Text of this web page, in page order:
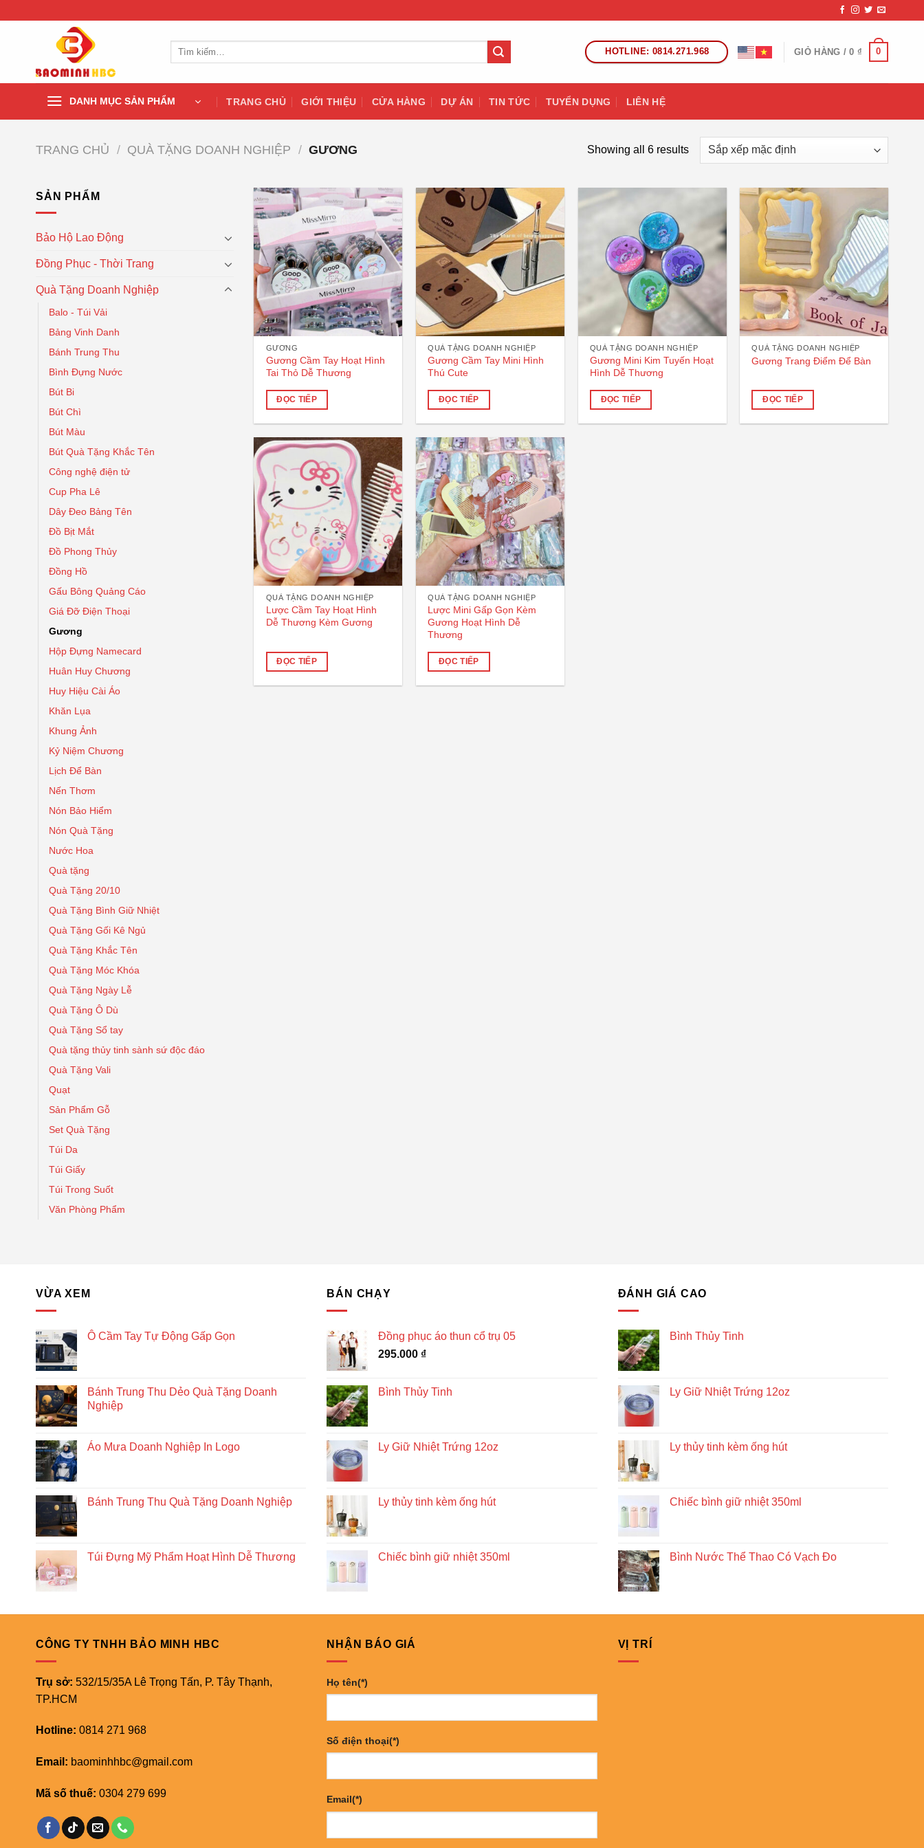
Tìm
HOTLINE: 0814.271.968 GIỎ HÀNG /0 ₫ 0
DANH MỤC SẢN PHẨM TRANG CHỦ GIỚI THIỆU CỬA HÀNG DỰ ÁN TIN TỨC TUYỂN DỤNG LIÊN HỆ
TRANG CHỦ / QUÀ TẶNG DOANH NGHIỆP / GƯƠNG Showing all 6 results
SẢN PHẨM
Bảo Hộ Lao Động
Đồng Phục - Thời Trang
Quà Tặng Doanh Nghiệp
Balo - Túi Vải
Bảng Vinh Danh
Bánh Trung Thu
Bình Đựng Nước
Bút Bi
Bút Chì
Bút Màu
Bút Quà Tặng Khắc Tên
Công nghệ điện tử
Cup Pha Lê
Dây Đeo Bảng Tên
Đồ Bịt Mắt
Đồ Phong Thủy
Đồng Hồ
Gấu Bông Quảng Cáo
Giá Đỡ Điện Thoại
Gương
Hộp Đựng Namecard
Huân Huy Chương
Huy Hiệu Cài Áo
Khăn Lụa
Khung Ảnh
Kỷ Niệm Chương
Lịch Để Bàn
Nến Thơm
Nón Bảo Hiểm
Nón Quà Tặng
Nước Hoa
Quà tặng
Quà Tặng 20/10
Quà Tặng Bình Giữ Nhiệt
Quà Tặng Gối Kê Ngủ
Quà Tặng Khắc Tên
Quà Tặng Móc Khóa
Quà Tặng Ngày Lễ
Quà Tặng Ô Dù
Quà Tặng Sổ tay
Quà tặng thủy tinh sành sứ độc đáo
Quà Tặng Vali
Quạt
Sản Phẩm Gỗ
Set Quà Tặng
Túi Da
Túi Giấy
Túi Trong Suốt
Văn Phòng Phẩm
GƯƠNG
Gương Cầm Tay Hoạt Hình
Tai Thỏ Dễ Thương
ĐỌC TIẾP
QUÀ TẶNG DOANH NGHIỆP
Gương Cầm Tay Mini Hình
Thú Cute
ĐỌC TIẾP
QUÀ TẶNG DOANH NGHIỆP
Gương Mini Kim Tuyến Hoạt
Hình Dễ Thương
ĐỌC TIẾP
QUÀ TẶNG DOANH NGHIỆP
Gương Trang Điểm Để Bàn
ĐỌC TIẾP
QUÀ TẶNG DOANH NGHIỆP
Lược Cầm Tay Hoạt Hình
Dễ Thương Kèm Gương
ĐỌC TIẾP
QUÀ TẶNG DOANH NGHIỆP
Lược Mini Gấp Gọn Kèm
Gương Hoạt Hình Dễ
Thương
ĐỌC TIẾP
VỪA XEM
Ô Cầm Tay Tự Động Gấp Gọn
Bánh Trung Thu Dẻo Quà Tặng Doanh
Nghiệp
Áo Mưa Doanh Nghiệp In Logo
Bánh Trung Thu Quà Tặng Doanh Nghiệp
Túi Đựng Mỹ Phẩm Hoạt Hình Dễ Thương
BÁN CHẠY
Đồng phục áo thun cổ trụ 05
295.000 ₫
Bình Thủy Tinh
Ly Giữ Nhiệt Trứng 12oz
Ly thủy tinh kèm ống hút
Chiếc bình giữ nhiệt 350ml
ĐÁNH GIÁ CAO
Bình Thủy Tinh
Ly Giữ Nhiệt Trứng 12oz
Ly thủy tinh kèm ống hút
Chiếc bình giữ nhiệt 350ml
Bình Nước Thể Thao Có Vạch Đo
CÔNG TY TNHH BẢO MINH HBC
Trụ sở: 532/15/35A Lê Trọng Tấn, P. Tây Thạnh,
TP.HCM
Hotline: 0814 271 968
Email: baominhhbc@gmail.com
Mã số thuế: 0304 279 699
NHẬN BÁO GIÁ
Họ tên(*)
Số điện thoại(*)
Email(*)
VỊ TRÍ